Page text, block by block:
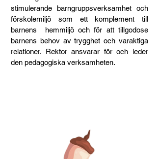
stimulerande barngruppsverksamhet och
förskolemiljö som ett komplement till
barnens hemmiljö och för att tillgodose
barnens behov av trygghet och varaktiga
relationer. Rektor ansvarar för och leder
den pedagogiska verksamheten.